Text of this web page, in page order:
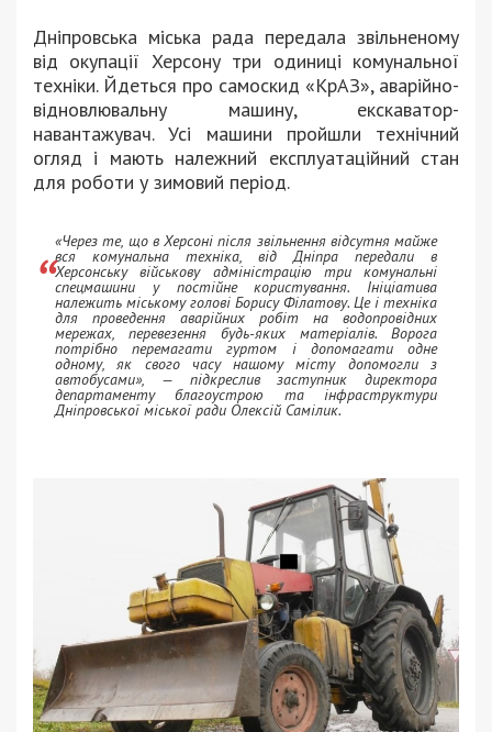
Дніпровська міська рада передала звільненому
від окупації Херсону три одиниці комунальної
техніки. Йдеться про самоскид «КрАЗ», аварійно-
відновлювальну машину, екскаватор-
навантажувач. Усі машини пройшли технічний
огляд і мають належний експлуатаційний стан
для роботи у зимовий період.
«Через те, що в Херсоні після звільнення відсутня майже
вся комунальна техніка, від Дніпра передали в
Херсонську військову адміністрацію три комунальні
спецмашини у постійне користування. Ініціатива
належить міському голові Борису Філатову. Це і техніка
для проведення аварійних робіт на водопровідних
мережах, перевезення будь-яких матеріалів. Ворога
потрібно перемагати гуртом і допомагати одне
одному, як свого часу нашому місту допомогли з
автобусами», — підкреслив заступник директора
департаменту благоустрою та інфраструктури
Дніпровської міської ради Олексій Самілик.